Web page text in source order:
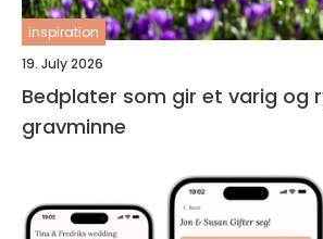
inspiration
19. July 2026
Bedplater som gir et varig og
gravminne